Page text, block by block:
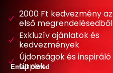
2000 Ft kedvezmény az
első megrendelésedből
Exkluzív ajánlatok és
kedvezmények
Újdonságok és inspiráló
tippek
Email címed